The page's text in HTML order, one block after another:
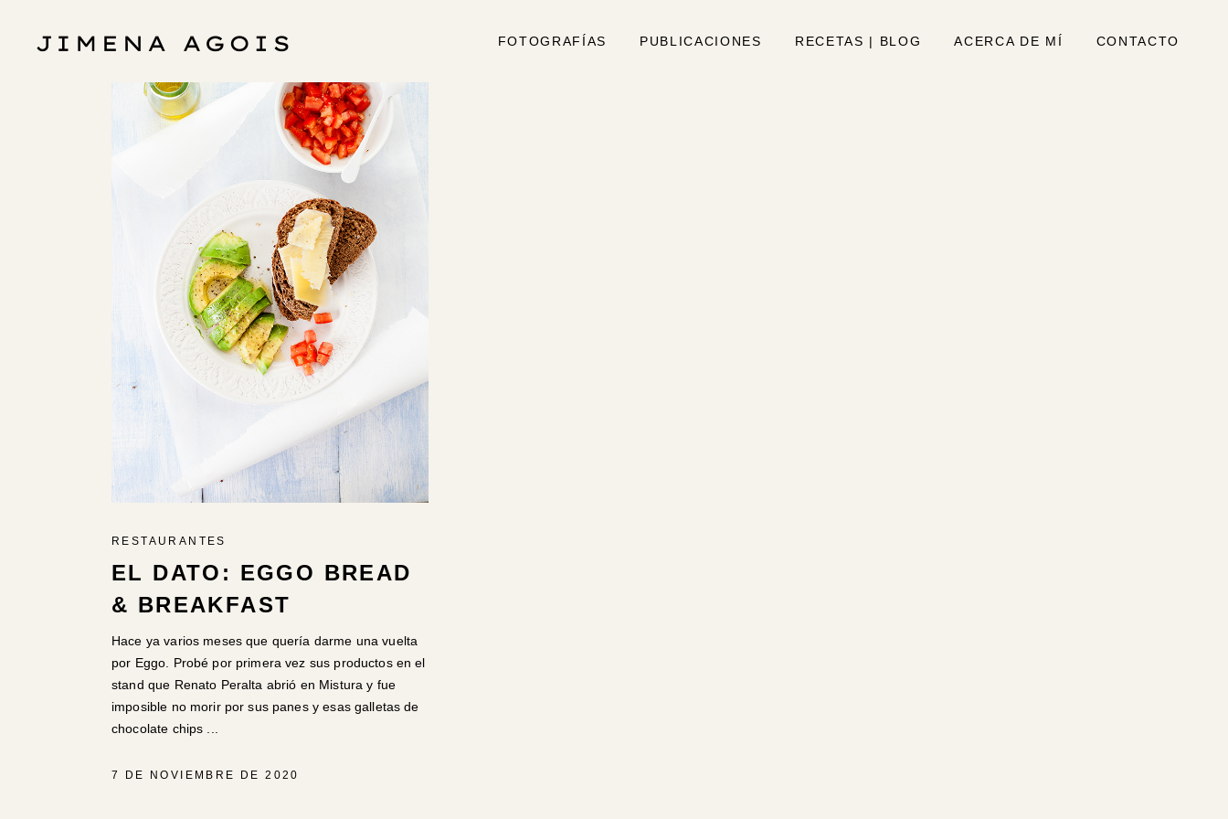
FOTOGRAFÍAS PUBLICACIONES RECETAS | BLOG ACERCA DE MÍ CONTACTO
RESTAURANTES
EL DATO: EGGO BREAD
& BREAKFAST
Hace ya varios meses que quería darme una vuelta
por Eggo. Probé por primera vez sus productos en el
stand que Renato Peralta abrió en Mistura y fue
imposible no morir por sus panes y esas galletas de
chocolate chips
7 DE NOVIEMBRE DE 2020